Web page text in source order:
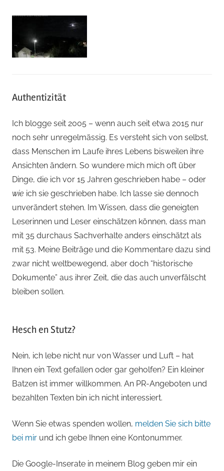
Authentizität
Ich blogge seit 2005 – wenn auch seit etwa 2015 nur
noch sehr unregelmässig. Es versteht sich von selbst,
dass Menschen im Laufe ihres Lebens bisweilen ihre
Ansichten ändern. So wundere mich mich oft über
Dinge, die ich vor 15 Jahren geschrieben habe – oder
wie ich sie geschrieben habe. Ich lasse sie dennoch
unverändert stehen. Im Wissen, dass die geneigten
Leserinnen und Leser einschätzen können, dass man
mit 35 durchaus Sachverhalte anders einschätzt als
mit 53. Meine Beiträge und die Kommentare dazu sind
zwar nicht weltbewegend, aber doch “historische
Dokumente” aus ihrer Zeit, die das auch unverfälscht
bleiben sollen.
Hesch en Stutz?
Nein, ich lebe nicht nur von Wasser und Luft – hat
Ihnen ein Text gefallen oder gar geholfen? Ein kleiner
Batzen ist immer willkommen. An PR-Angeboten und
bezahlten Texten bin ich nicht interessiert.
Wenn Sie etwas spenden wollen, melden Sie sich bitte
bei mir und ich gebe Ihnen eine Kontonummer.
Die Google-Inserate in meinem Blog geben mir ein